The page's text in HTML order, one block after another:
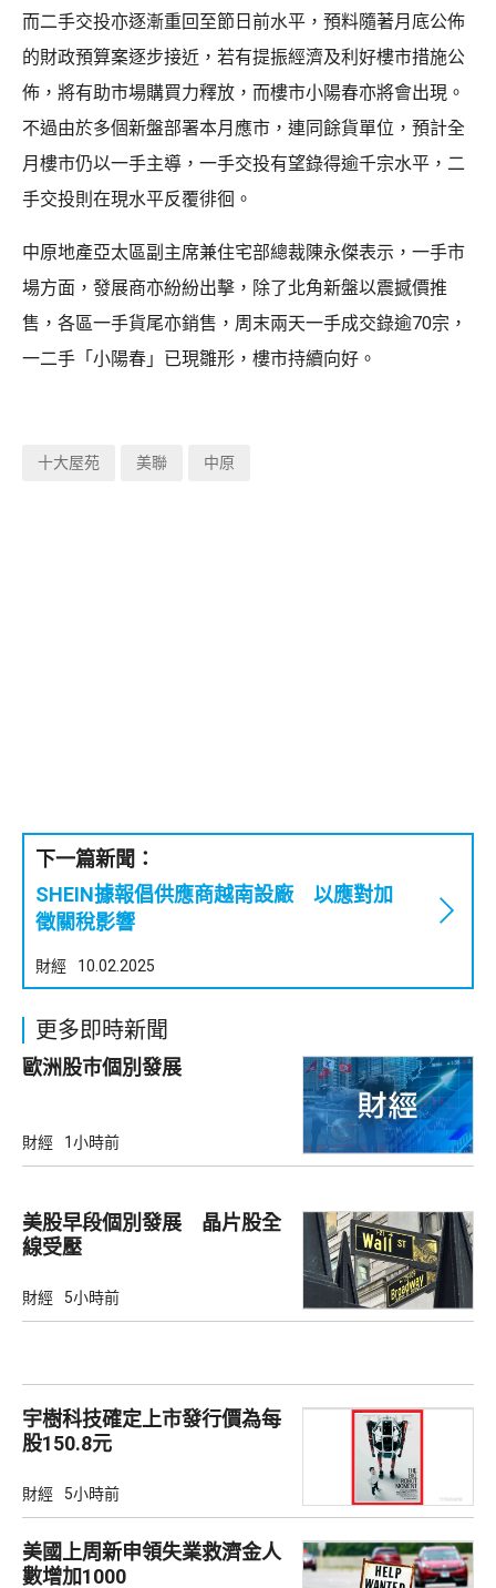
而二手交投亦逐漸重回至節日前水平，預料隨著月底公佈
的財政預算案逐步接近，若有提振經濟及利好樓市措施公
佈，將有助市場購買力釋放，而樓市小陽春亦將會出現。
不過由於多個新盤部署本月應市，連同餘貨單位，預計全
月樓市仍以一手主導，一手交投有望錄得逾千宗水平，二
手交投則在現水平反覆徘徊。
中原地產亞太區副主席兼住宅部總裁陳永傑表示，一手市
場方面，發展商亦紛紛出擊，除了北角新盤以震撼價推
售，各區一手貨尾亦銷售，周末兩天一手成交錄逾70宗，
一二手「小陽春」已現雛形，樓市持續向好。
十大屋苑 美聯 中原
下一篇新聞：
SHEIN據報倡供應商越南設廠 以應對加
徵關稅影響
財經 10.02.2025
更多即時新聞
歐洲股巿個別發展
財經 1小時前
美股早段個別發展 晶片股全
線受壓
財經 5小時前
宇樹科技確定上市發行價為每
股150.8元
財經 5小時前
美國上周新申領失業救濟金人
數增加1000